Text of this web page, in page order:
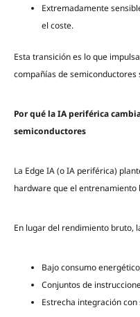
Extremadamente
el coste.
Esta transición es lo que
compañías de semiconductores
Por qué la IA periférica
semiconductores
La Edge IA (o IA periférica)
hardware que el entrenamiento
En lugar del rendimiento bruto,
Bajo consumo energético
Conjuntos de
Estrecha integración